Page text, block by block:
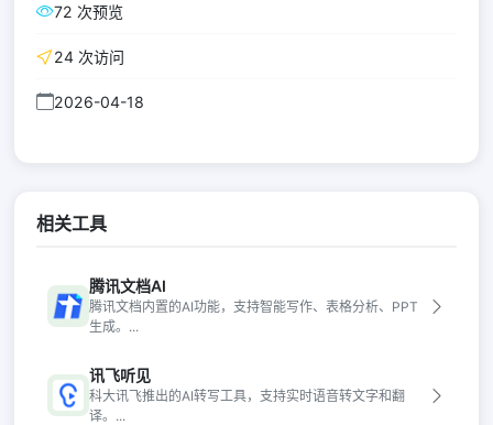
72 次预览
24 次访问
2026-04-18
相关工具
腾讯文档AI
腾讯文档内置的AI功能，支持智能写作、表格分析、PPT
生成。...
讯飞听见
科大讯飞推出的AI转写工具，支持实时语音转文字和翻
译。...